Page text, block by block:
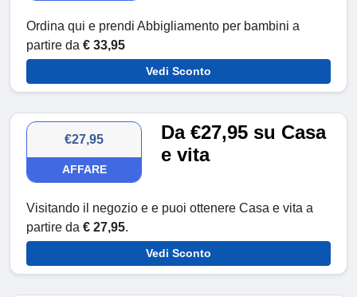
Ordina qui e prendi Abbigliamento per bambini a
partire da € 33,95
Vedi Sconto
€27,95
AFFARE
Da €27,95 su Casa
e vita
Visitando il negozio e e puoi ottenere Casa e vita a
partire da € 27,95.
Vedi Sconto